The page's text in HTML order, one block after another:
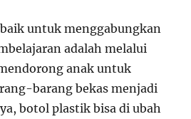
untuk menggabungkan
adalah melalui
anak untuk
barang bekas menjadi
botol plastik bisa di ubah